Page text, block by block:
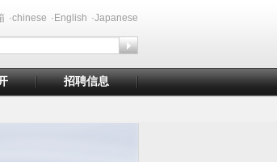
·Japanese
·English
·chinese
招聘信息